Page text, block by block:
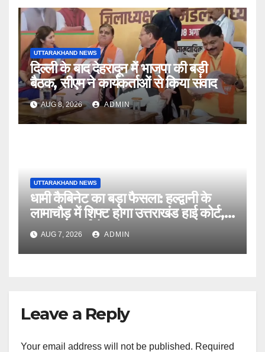
UTTARAKHAND NEWS
दिल्ली के बाद देहरादून में भाजपा की बड़ी
बैठक, सीएम ने कार्यकर्ताओं से किया संवाद
AUG 8, 2026 ADMIN
UTTARAKHAND NEWS
धामी कैबिनेट का बड़ा फैसला: हल्द्वानी के
लामाचौड़ में शिफ्ट होगा उत्तराखंड हाई कोर्ट,
अन्य महत्वपूर्ण फैसले
AUG 7, 2026 ADMIN
Leave a Reply
Your email address will not be published. Required